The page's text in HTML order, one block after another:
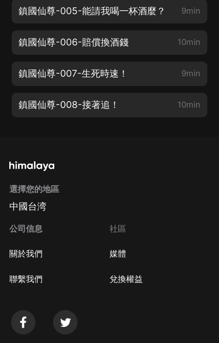
鎮國仙尊-005-能請我喝一杯酒麼？ 9min
鎮國仙尊-006-賠償換酒錢 10min
鎮國仙尊-007-生死時速！ 9min
鎮國仙尊-008-接著追！ 10min
選擇您的地區
中國台湾
公司信息
關於我們
聯繫我們
社區
媒體
兌換權益